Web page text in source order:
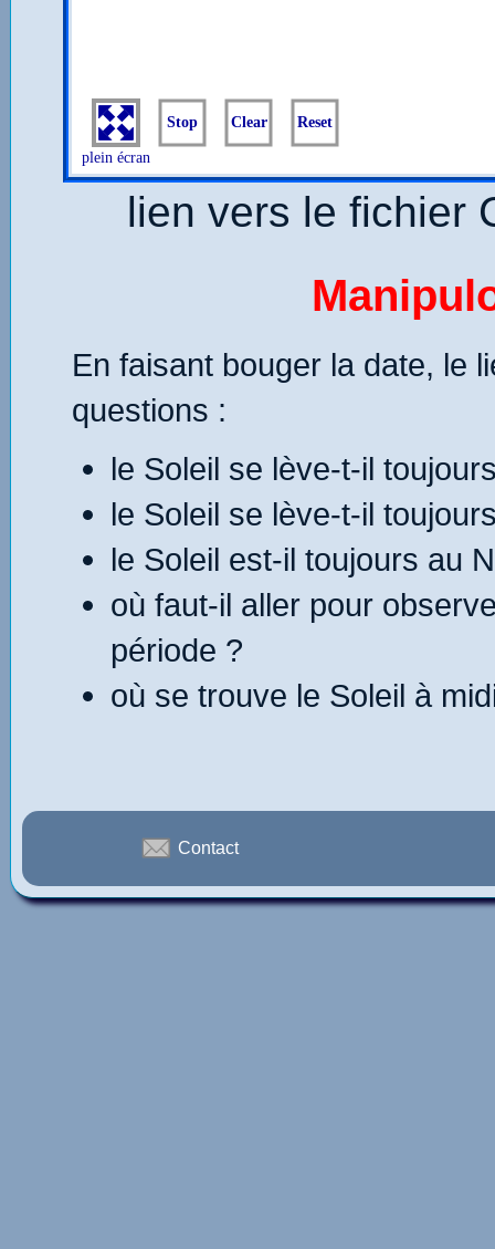
lien vers le fichier
En faisant bouger la date, le
questions :
le Soleil se lève-t-il
le Soleil se lève-t-il
le Soleil est-il toujours au
où faut-il aller pour
période ?
où se trouve le Soleil à
Contact